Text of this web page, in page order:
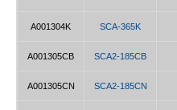
A001304K SCA-365K
A001305CB SCA2-185CB
A001305CN SCA2-185CN